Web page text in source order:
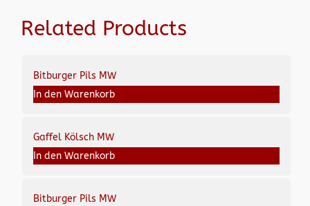
Related Products
Bitburger Pils MW
In den Warenkorb
Gaffel Kölsch MW
In den Warenkorb
Bitburger Pils MW